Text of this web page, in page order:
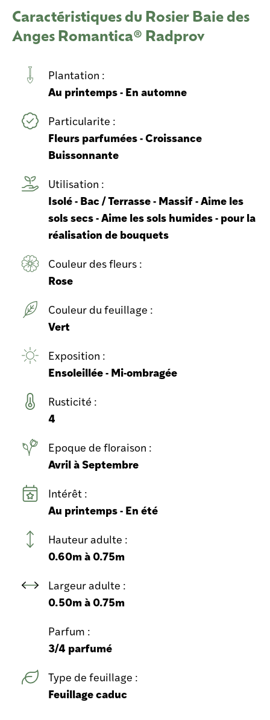
Caractéristiques du Rosier Baie des
Anges Romantica® Radprov
Plantation :
Au printemps - En automne
Particularite :
Fleurs parfumées - Croissance
Buissonnante
Utilisation :
Isolé - Bac / Terrasse - Massif - Aime les
sols secs - Aime les sols humides - pour la
réalisation de bouquets
Couleur des fleurs :
Rose
Couleur du feuillage :
Vert
Exposition :
Ensoleillée - Mi-ombragée
Rusticité :
4
Epoque de floraison :
Avril à Septembre
Intérêt :
Au printemps - En été
Hauteur adulte :
0.60m à 0.75m
Largeur adulte :
0.50m à 0.75m
Parfum :
3/4 parfumé
Type de feuillage :
Feuillage caduc